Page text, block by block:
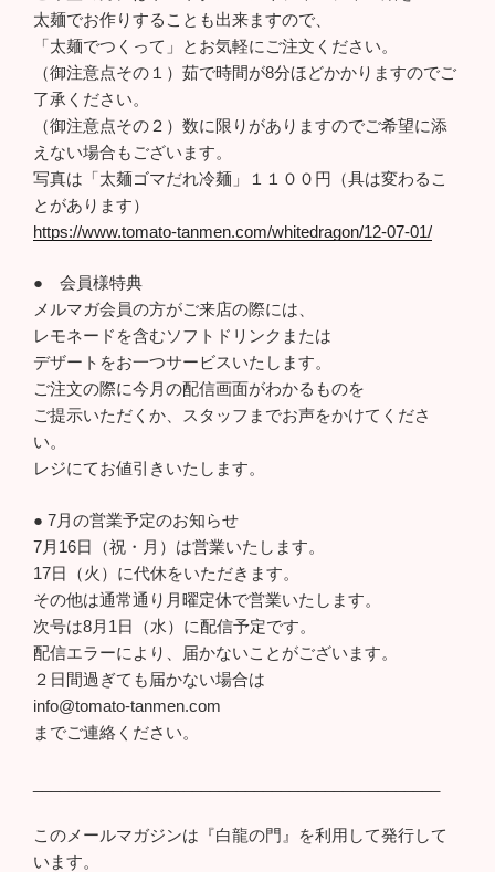
太麺でお作りすることも出来ますので、
「太麺でつくって」とお気軽にご注文ください。
（御注意点その１）茹で時間が8分ほどかかりますのでご
了承ください。
（御注意点その２）数に限りがありますのでご希望に添
えない場合もございます。
写真は「太麺ゴマだれ冷麺」１１００円（具は変わるこ
とがあります）
https://www.tomato-tanmen.com/whitedragon/12-07-01/
● 会員様特典
メルマガ会員の方がご来店の際には、
レモネードを含むソフトドリンクまたは
デザートをお一つサービスいたします。
ご注文の際に今月の配信画面がわかるものを
ご提示いただくか、スタッフまでお声をかけてくださ
い。
レジにてお値引きいたします。
● 7月の営業予定のお知らせ
7月16日（祝・月）は営業いたします。
17日（火）に代休をいただきます。
その他は通常通り月曜定休で営業いたします。
次号は8月1日（水）に配信予定です。
配信エラーにより、届かないことがございます。
２日間過ぎても届かない場合は
info@tomato-tanmen.com
までご連絡ください。
このメールマガジンは『白龍の門』を利用して発行して
います。